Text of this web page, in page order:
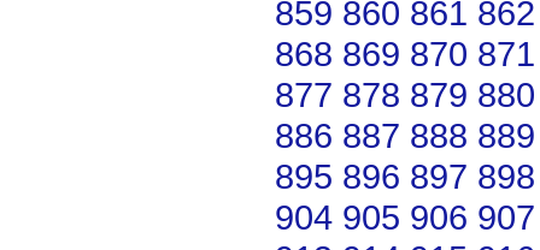
859 860 861 862
868 869 870 871
877 878 879 880
886 887 888 889
895 896 897 898
904 905 906 907